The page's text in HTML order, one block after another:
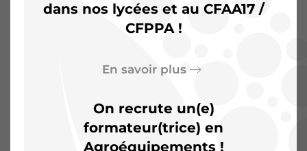
Saintonge :Plus qu’une
salle de classe, un terrain
d’aventures
dans nos lycées et au CFAA17 /
CFPPA !
En savoir plus
On recrute un(e)
formateur(trice) en
Agroéquipements !